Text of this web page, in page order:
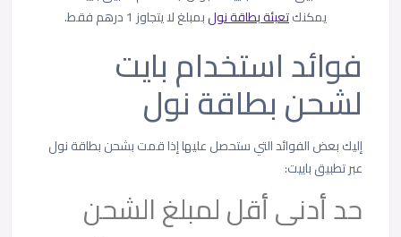
يمكنكتعبئة بطاقة نولبمبلغ لا يتجاوز 1 درهم فقط.
فوائد استخدام بايت
لشحن بطاقة نول
إليك بعض الفوائد التي ستحصل عليها إذا قمت بشحن بطاقة نول
عبر تطبيق باييت:
حد أدنى أقل لمبلغ الشحن